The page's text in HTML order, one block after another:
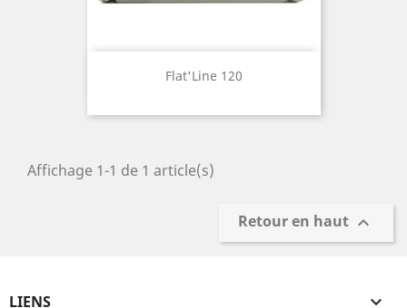
Flat'Line 120
Affichage 1-1 de 1 article(s)
Retour en haut 
LIENS 